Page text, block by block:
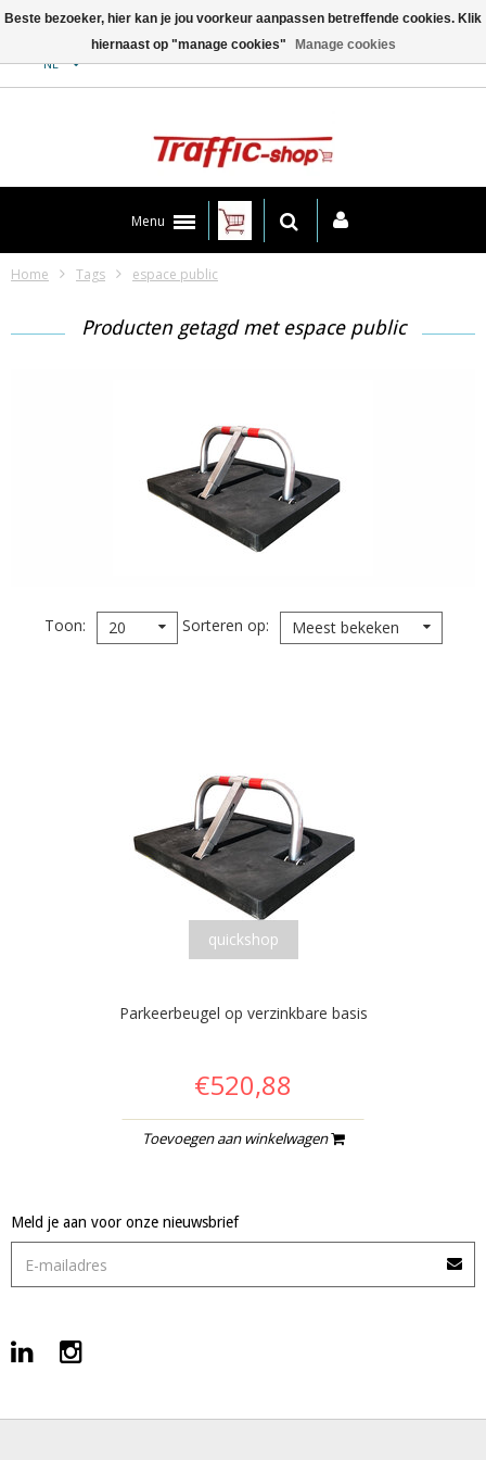
NL
Menu
Home Tags espace public
Producten getagd met espace public
Toon 20 Sorteren op Meest bekeken
quickshop
Parkeerbeugel op verzinkbare basis
€520,88
Toevoegen aan winkelwagen
Meld je aan voor onze nieuwsbrief
Beste bezoeker, hier kan je jou voorkeur aanpassen betreffende cookies. Klik
hiernaast op "manage cookies"
Manage cookies